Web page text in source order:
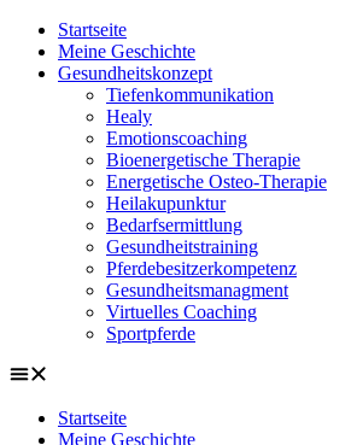
Startseite
Meine Geschichte
Gesundheitskonzept
Tiefenkommunikation
Healy
Emotionscoaching
Bioenergetische Therapie
Energetische Osteo-Therapie
Heilakupunktur
Bedarfsermittlung
Gesundheitstraining
Pferdebesitzerkompetenz
Gesundheitsmanagment
Virtuelles Coaching
Sportpferde
Startseite
Meine Geschichte